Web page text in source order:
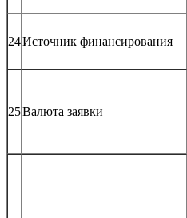
24Источник финансирования
25Валюта заявки